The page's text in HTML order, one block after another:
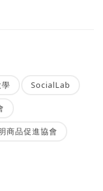
SocialLab
商品促進協會